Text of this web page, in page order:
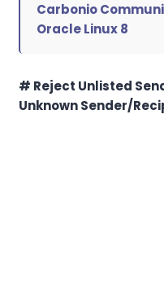
Carbonio
Oracle Linux 8
# Reject Unlisted
Unknown Sender/